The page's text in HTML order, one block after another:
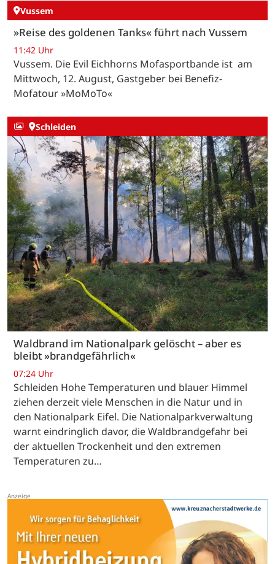
Vussem
»Reise des goldenen Tanks« führt nach Vussem
11:42 Uhr
Vussem. Die Evil Eichhorns Mofasportbande ist am
Mittwoch, 12. August, Gastgeber bei Benefiz-
Mofatour »MoMoTo«
Schleiden
Waldbrand im Nationalpark gelöscht – aber es
bleibt »brandgefährlich«
07:24 Uhr
Schleiden Hohe Temperaturen und blauer Himmel
ziehen derzeit viele Menschen in die Natur und in
den Nationalpark Eifel. Die Nationalparkverwaltung
warnt eindringlich davor, die Waldbrandgefahr bei
der aktuellen Trockenheit und den extremen
Temperaturen zu…